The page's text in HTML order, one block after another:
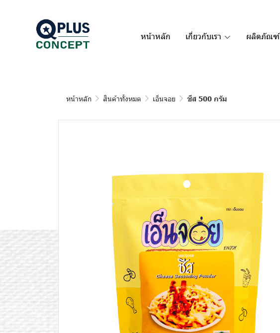
หน้าหลัก เกี่ยวกับเรา ผลิตภัณฑ์
หน้าหลัก สินค้าทั้งหมด เอ็นจอย ชีส 500 กรัม